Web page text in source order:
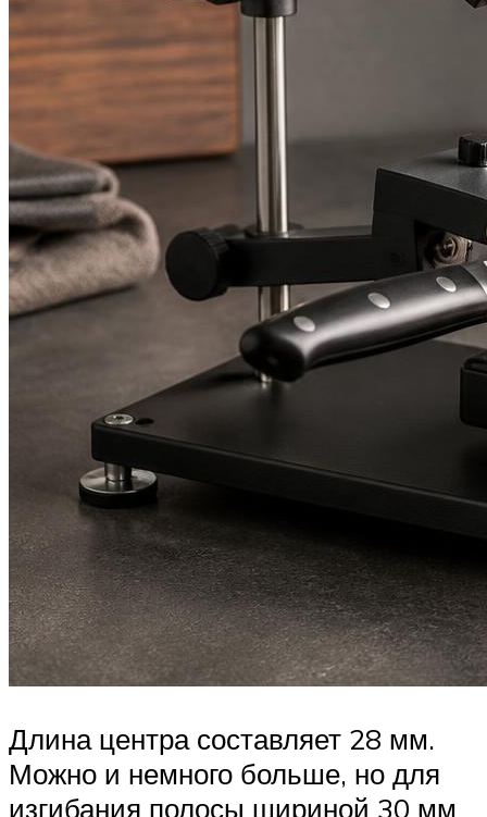
Длина центра составляет 28 мм.
Можно и немного больше, но для
изгибания полосы шириной 30 мм